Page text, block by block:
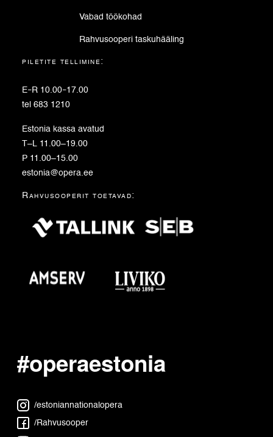
#operaestonia
/estoniannationalopera
/Rahvusooper
Vabad töökohad
Rahvusooperi taskuhääling
piletite tellimine:
E–R 10.00–17.00
tel 683 1210
Estonia kassa avatud
T–L 11.00–19.00
P 11.00–15.00
estonia@opera.ee
Rahvusooperit toetavad: